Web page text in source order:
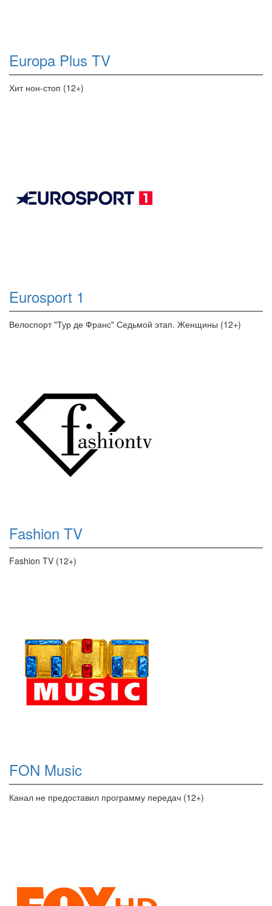
Europa Plus TV
Хит нон-стоп (12+)
Eurosport 1
Велоспорт "Тур де Франс" Седьмой этап. Женщины (12+)
Fashion TV
Fashion TV (12+)
FON Music
Канал не предоставил программу передач (12+)